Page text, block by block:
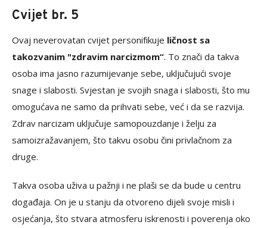
Cvijet br. 5
Ovaj neverovatan cvijet personifikuje ličnost sa
takozvanim "zdravim narcizmom“. To znači da takva
osoba ima jasno razumijevanje sebe, uključujući svoje
snage i slabosti. Svjestan je svojih snaga i slabosti, što mu
omogućava ne samo da prihvati sebe, već i da se razvija.
Zdrav narcizam uključuje samopouzdanje i želju za
samoizražavanjem, što takvu osobu čini privlačnom za
druge.
Takva osoba uživa u pažnji i ne plaši se da bude u centru
događaja. On je u stanju da otvoreno dijeli svoje misli i
osjećanja, što stvara atmosferu iskrenosti i poverenja oko